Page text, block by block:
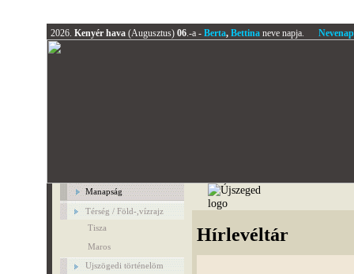
2026. Kenyér hava (Augusztus) 06.-a - Berta, Bettinaneve napja.
Manapság
Térség / Föld-,vízrajz
Tisza
Maros
Ujszögedi történelöm
Hírlevéltár